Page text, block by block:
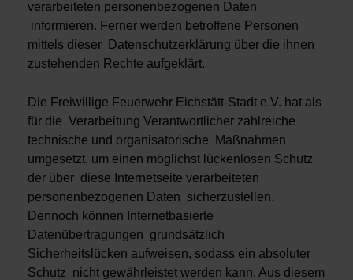
verarbeiteten personenbezogenen Daten
informieren. Ferner werden betroffene Personen
mittels dieser Datenschutzerklärung über die ihnen
zustehenden Rechte aufgeklärt.
Die Freiwillige Feuerwehr Eichstätt-Stadt e.V. hat als
für die Verarbeitung Verantwortlicher zahlreiche
technische und organisatorische Maßnahmen
umgesetzt, um einen möglichst lückenlosen Schutz
der über diese Internetseite verarbeiteten
personenbezogenen Daten sicherzustellen.
Dennoch können Internetbasierte
Datenübertragungen grundsätzlich
Sicherheitslücken aufweisen, sodass ein absoluter
Schutz nicht gewährleistet werden kann. Aus diesem